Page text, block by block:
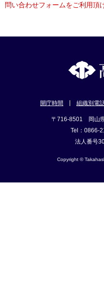
問い合わせフォームをご利用頂
開庁時間 組織別電
〒716-8501 岡山
Tel：0866-
法人番号
Copyright ©